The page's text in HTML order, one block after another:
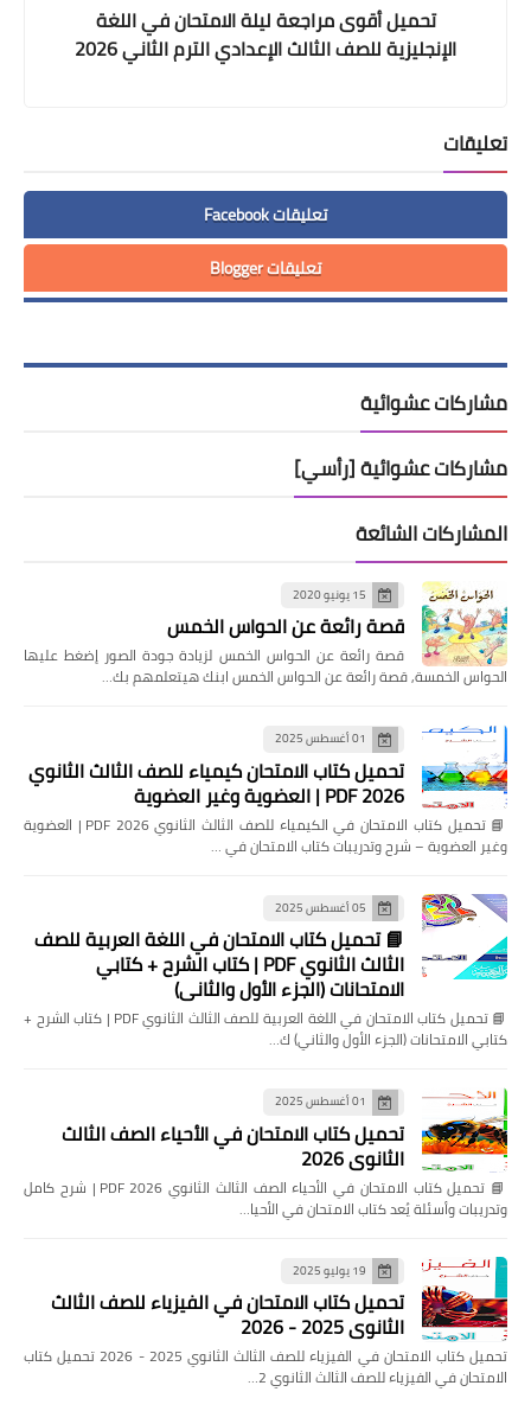
تحميل أقوى مراجعة ليلة الامتحان في اللغة
الإنجليزية للصف الثالث الإعدادي الترم الثاني 2026
تعليقات
تعليقات Facebook
تعليقات Blogger
مشاركات عشوائية
مشاركات عشوائية [رأسي]
المشاركات الشائعة
15 يونيو 2020
قصة رائعة عن الحواس الخمس
قصة رائعة عن الحواس الخمس لزيادة جودة الصور إضغط عليها
الحواس الخمسة, قصة رائعة عن الحواس الخمس ابنك هيتعلمهم بك…
01 أغسطس 2025
تحميل كتاب الامتحان كيمياء للصف الثالث الثانوي
2026 PDF | العضوية وغير العضوية
📘 تحميل كتاب الامتحان في الكيمياء للصف الثالث الثانوي 2026 PDF | العضوية
وغير العضوية – شرح وتدريبات كتاب الامتحان في …
05 أغسطس 2025
📘 تحميل كتاب الامتحان في اللغة العربية للصف
الثالث الثانوي PDF | كتاب الشرح + كتابي
الامتحانات (الجزء الأول والثاني)
📘 تحميل كتاب الامتحان في اللغة العربية للصف الثالث الثانوي PDF | كتاب الشرح +
كتابي الامتحانات (الجزء الأول والثاني) ك…
01 أغسطس 2025
تحميل كتاب الامتحان في الأحياء الصف الثالث
الثانوي 2026
📘 تحميل كتاب الامتحان في الأحياء الصف الثالث الثانوي 2026 PDF | شرح كامل
وتدريبات وأسئلة يُعد كتاب الامتحان في الأحيا…
19 يوليو 2025
تحميل كتاب الامتحان في الفيزياء للصف الثالث
الثانوي 2025 - 2026
تحميل كتاب الامتحان في الفيزياء للصف الثالث الثانوي 2025 - 2026 تحميل كتاب
الامتحان في الفيزياء للصف الثالث الثانوي 2…